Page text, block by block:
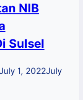
NIB
Sulsel
1, 2022July